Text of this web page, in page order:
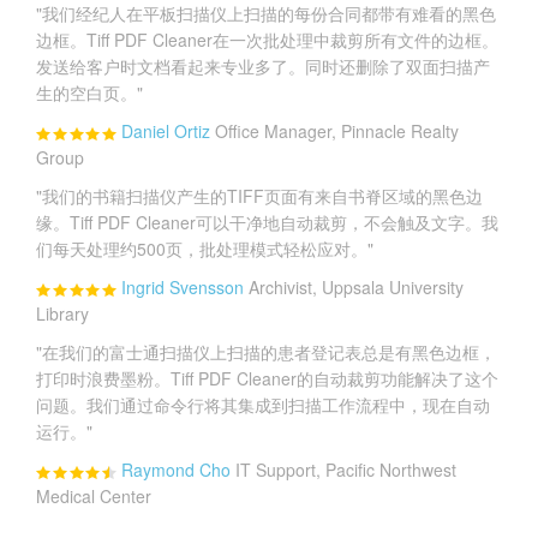
"我们经纪人在平板扫描仪上扫描的每份合同都带有难看的黑色
边框。Tiff PDF Cleaner在一次批处理中裁剪所有文件的边框。
发送给客户时文档看起来专业多了。同时还删除了双面扫描产
生的空白页。"
Daniel Ortiz Office Manager, Pinnacle Realty
Group
"我们的书籍扫描仪产生的TIFF页面有来自书脊区域的黑色边
缘。Tiff PDF Cleaner可以干净地自动裁剪，不会触及文字。我
们每天处理约500页，批处理模式轻松应对。"
Ingrid Svensson Archivist, Uppsala University
Library
"在我们的富士通扫描仪上扫描的患者登记表总是有黑色边框，
打印时浪费墨粉。Tiff PDF Cleaner的自动裁剪功能解决了这个
问题。我们通过命令行将其集成到扫描工作流程中，现在自动
运行。"
Raymond Cho IT Support, Pacific Northwest
Medical Center